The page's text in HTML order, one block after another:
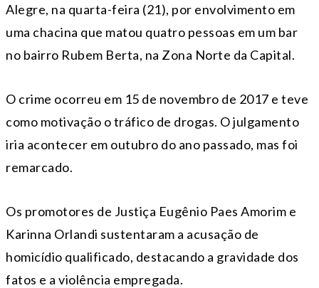
Alegre, na quarta-feira (21), por envolvimento em
uma chacina que matou quatro pessoas em um bar
no bairro Rubem Berta, na Zona Norte da Capital.
O crime ocorreu em 15 de novembro de 2017 e teve
como motivação o tráfico de drogas. O julgamento
iria acontecer em outubro do ano passado, mas foi
remarcado.
Os promotores de Justiça Eugênio Paes Amorim e
Karinna Orlandi sustentaram a acusação de
homicídio qualificado, destacando a gravidade dos
fatos e a violência empregada.